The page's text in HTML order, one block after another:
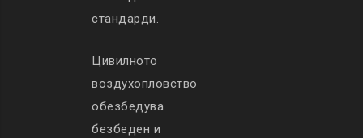
стандарди.
Цивилното
воздухопловство
обезбедува
безбеден и